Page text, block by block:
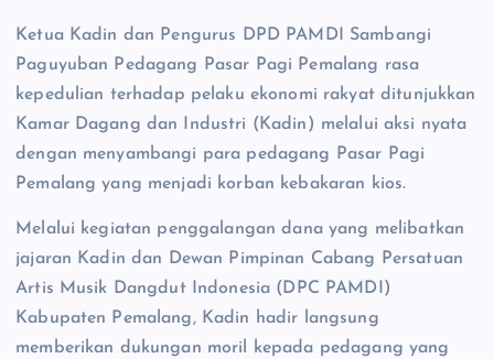
Ketua Kadin dan Pengurus DPD PAMDI Sambangi
Paguyuban Pedagang Pasar Pagi Pemalang rasa
kepedulian terhadap pelaku ekonomi rakyat ditunjukkan
Kamar Dagang dan Industri (Kadin) melalui aksi nyata
dengan menyambangi para pedagang Pasar Pagi
Pemalang yang menjadi korban kebakaran kios.
Melalui kegiatan penggalangan dana yang melibatkan
jajaran Kadin dan Dewan Pimpinan Cabang Persatuan
Artis Musik Dangdut Indonesia (DPC PAMDI)
Kabupaten Pemalang, Kadin hadir langsung
memberikan dukungan moril kepada pedagang yang